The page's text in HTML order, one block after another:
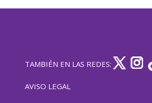
TAMBIÉN EN LAS REDES:
AVISO LEGAL